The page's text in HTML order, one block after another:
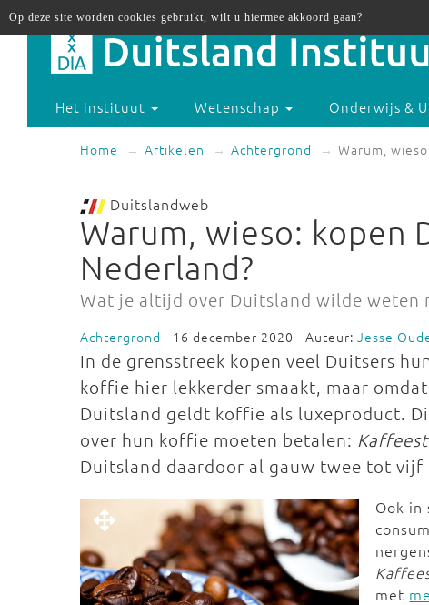
Het instituut Wetenschap Onderwijs &
Home Artikelen Achtergrond Warum,
Duitslandweb
Warum, wieso: kopen
Nederland?
Wat je altijd over Duitsland wilde weten
Achtergrond - 16 december 2020 - Auteur: Jesse
In de grensstreek kopen veel Duitsers
koffie hier lekkerder smaakt, maar
Duitsland geldt koffie als luxeproduct.
over hun koffie moeten betalen:
Duitsland daardoor al gauw twee tot vijf
Ook in
met
Op deze site worden cookies gebruikt, wilt u hiermee akkoord gaan?